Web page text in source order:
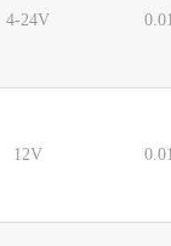
4-24V
12V